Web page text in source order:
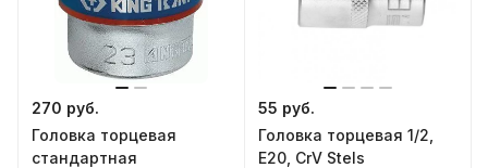
270 руб.
Головка торцевая
стандартная
55 руб.
Головка торцевая 1/2,
Е20, CrV Stels